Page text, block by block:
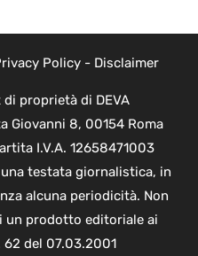
Policy- Disclaimer
proprietà di DEVA
Giovanni 8, 00154 Roma
I.V.A. 12658471003
testata giornalistica, in
alcuna periodicità. Non
un prodotto editoriale ai
62 del 07.03.2001